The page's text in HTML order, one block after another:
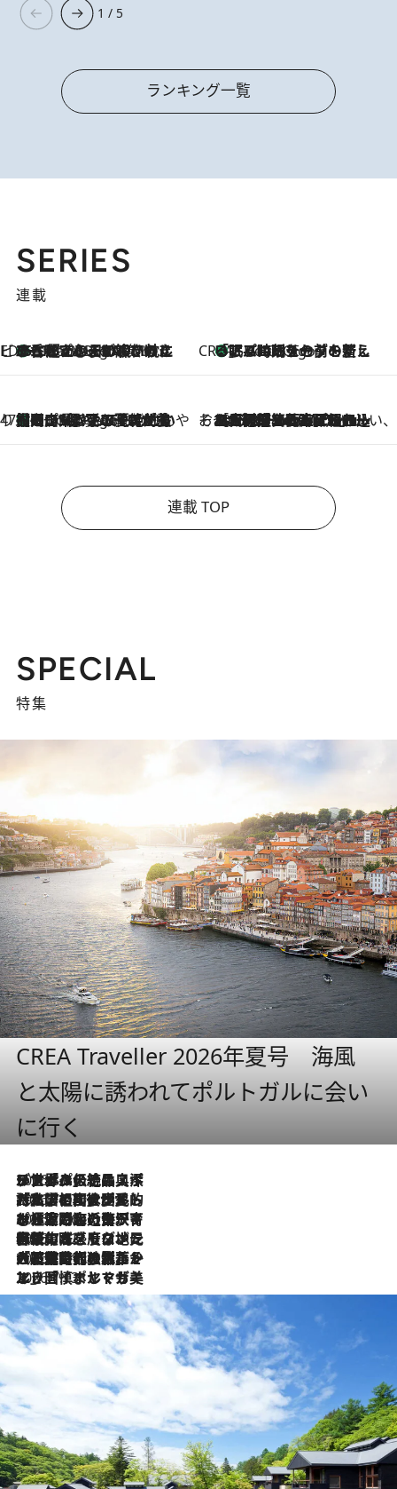
1 / 5
ランキング一覧
SERIES
連載
ビューティいいもの集め EDITORS' BEST
3 Hours Ago
35℃超えの日の夜、枕にひと吹き！ BAUMのルームスプレーが、ひのきの香りで心まで解きほぐす CREA'S CHOICE
3 Hours Ago
「眠る時刻をセットする」——眠りの前を整える、バルミューダの新しいアプローチ
47都道府県の手みやげ ひんやりスイーツで夏を満喫
3 Hours Ago
【岡山県】この夏絶対食べたい 冷やしておいしいおやつ3選 フルーツが主役のプリンやアイスが勢揃い そおだよおこの関西おいしい、おやつ紀行
2026.8.9
［大阪府箕面市］一皿一皿目の前で仕上げられる、料理を巧みに組み込んだアシェットデセールコース「ミチル アシェット デセール（Michiru assiette dessert）」
連載 TOP
SPECIAL
特集
CREA Traveller 2026年夏号 海風
と太陽に誘われてポルトガルに会い
に行く
2026.8.8
リスボンの絶品スイーツ「パステル・デ・ナタ」とは？ポルトガル伝統の奥深い世界へ
2026.7.27
「私の祖国はポルトガル語です」国民的詩人フェルナンド・ペソアと、彼が愛した文学の街を歩く
2026.7.26
ポルトガル近海が育む極上の海の幸。キリリと冷えた白ワインと愉しむ、シーフード専門店の贅沢
2026.7.22
伝統の味をモダンに昇華。高感度な地元客が集う、リスボンの最旬ガストロノミー
2026.7.21
大航海時代の栄華から、震災、独裁、そして革命へ。ポルトガル・首都リスボンの石畳に刻まれた「歴史の光と影」
2026.7.13
エッセイ・ヤマザキマリ「慎ましくも美しき国 ポルトガル」